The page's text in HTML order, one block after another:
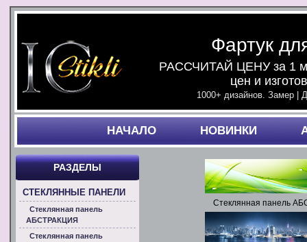
Фартук
РАССЧИТАЙ ЦЕНУ за 1
цен и
1000+ дизайнов. Замер |
НАЧАЛO НОВИНКИ
Стеклянная панель
РАЗДЕЛЫ
СТЕКЛЯННЫЕ ПАНЕЛИ
Стеклянная панель
АБСТРАКЦИЯ
Стеклянная панель